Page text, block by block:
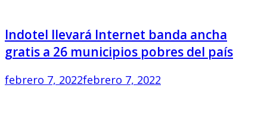
Indotel llevará Internet banda ancha
gratis a 26 municipios pobres del país
febrero 7, 2022febrero 7, 2022